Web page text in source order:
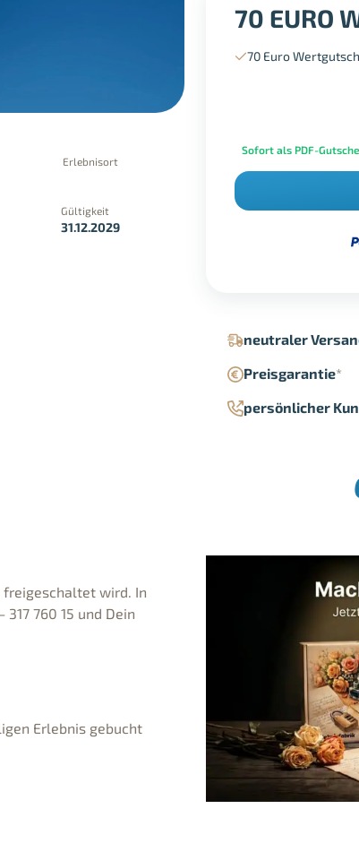
70 EURO
70 Euro
Sofort als PDF-
Erlebnisort
Gültigkeit
31.12.2029
neutraler
Preisgarantie*
persönlicher
freigeschaltet wird. In
760 15 und Dein
Erlebnis gebucht